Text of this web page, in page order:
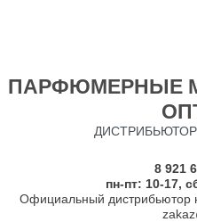
ПАРФЮМЕРНЫЕ
8 921
пн-пт: 10-17,
Официальный дистрибьютор